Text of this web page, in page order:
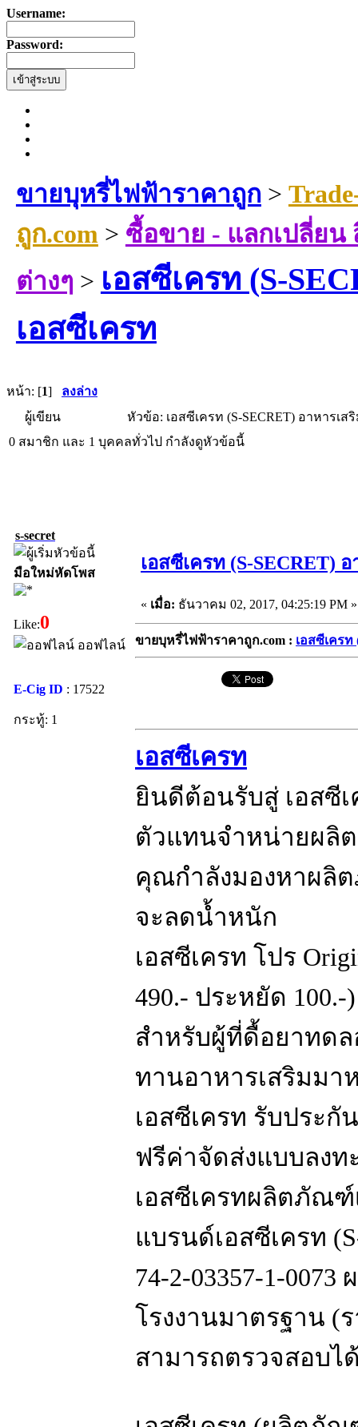
Username:
Password:
ขายบุหรี่ไฟฟ้าราคาถูก >
ถูก.com> ซื้อขาย - แลกเปลี่ย
ต่างๆ > เอสซีเครท (S-
เอสซีเครท
หน้า: [1] ลงล่าง
ผู้เขียน
หัวข้อ: เอสซีเครท (S-SECRET) อาหารเ
0 สมาชิก และ 1 บุคคลทั่วไป กำลังดูหัวข้อนี้
s-secret
มือใหม่หัดโพส
Like:0
ออฟไลน์
E-Cig ID : 17522
กระทู้: 1
เอสซีเครท (S-SECRET)
« เมื่อ: ธันวาคม 02, 2017, 04:25:19 PM »
ขายบุหรี่ไฟฟ้าราคาถูก.com : เอสซีเคร
เอสซีเครท
ยินดีต้อนรับสู่ เอสซีเ
ตัวแทนจำหน่ายผลิ
คุณกำลังมองหาผลิ
จะลดน้ำหนัก
เอสซีเครท โปร
490.- ประหยัด 100.-)
สำหรับผู้ที่ดื้อยาทด
ทานอาหารเสริมมา
เอสซีเครท รับประ
ฟรีค่าจัดส่งแบบลงท
เอสซีเครทผลิตภัณ
แบรนด์เอสซีเครท
74-2-03357-1-
โรงงานมาตรฐาน (
สามารถตรวจสอบไ